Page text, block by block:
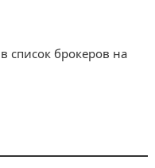
список брокеров на